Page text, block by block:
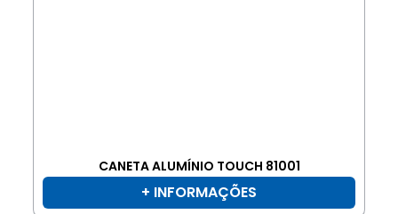
CANETA ALUMÍNIO TOUCH 81001
+ INFORMAÇÕES